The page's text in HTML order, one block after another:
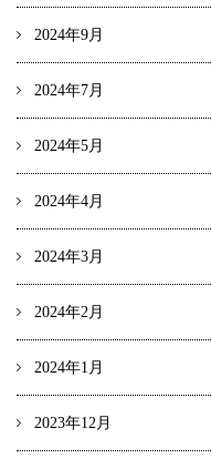
2024年9月
2024年7月
2024年5月
2024年4月
2024年3月
2024年2月
2024年1月
2023年12月